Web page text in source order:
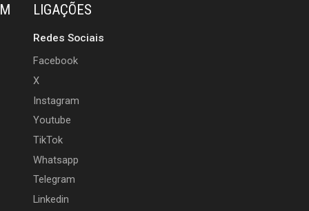
LIGAÇÕES
Redes Sociais
Facebook
X
Instagram
Youtube
TikTok
Whatsapp
Telegram
Linkedin